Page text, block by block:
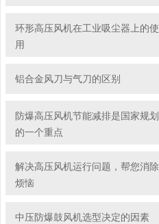
环形高压风机在工业吸尘器上的使
用
铝合金风刀与气刀的区别
防爆高压风机节能减排是国家规划
的一个重点
解决高压风机运行问题，帮您消除
烦恼
中压防爆鼓风机选型决定的因素